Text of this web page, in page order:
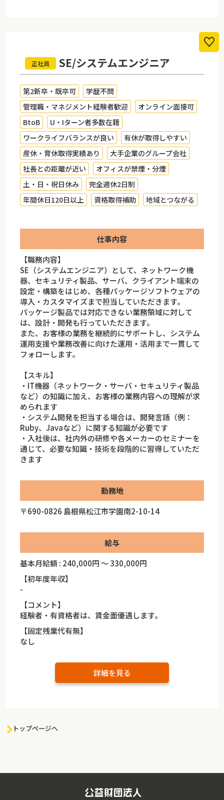
正社員 SE/システムエンジニア
第2新卒・既卒可
学歴不問
管理職・マネジメント経験者歓迎
オンライン面接可
BtoB
U・Iターン者多数在籍
ワークライフバランスが良い
有休が取得しやすい
産休・育休取得実績あり
大手企業のグループ会社
社長との距離が近い
オフィスが禁煙・分煙
土・日・祝日休み
完全週休2日制
年間休日120日以上
資格取得補助 地域とつながる
仕事内容
【職務内容】
SE（システムエンジニア）として、ネットワーク機
器、セキュリティ製品、サーバ、クライアント端末の
設定・構築をはじめ、各種パッケージソフトウェアの
導入・カスタマイズまで担当していただきます。
パッケージ製品では対応できない業務領域に対して
は、設計・開発も行っていただきます。
また、お客様の業務を継続的にサポートし、システム
運用支援や業務改善に向けた運用・活用まで一貫して
フォローします。
【スキル】
・IT機器（ネットワーク・サーバ・セキュリティ製品
など）の知識に加え、お客様の業務内容への理解が求
められます
・システム開発を担当する場合は、開発言語（例：
Ruby、Javaなど）に関する知識が必要です
・入社後は、社内外の研修や各メーカーのセミナーを
通じて、必要な知識・技術を段階的に習得していただ
きます
勤務地
〒690-0826 島根県松江市学園南2-10-14
給与
基本月給額 : 240,000円 ～ 330,000円
【初年度年収】
-
【コメント】
経験者・有資格者は、賃金面優遇します。
【固定残業代有無】
なし
詳細を見る
トップページへ